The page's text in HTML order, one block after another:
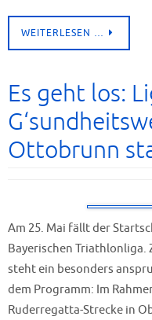
WEITERLESEN …
Es geht los:
Ottobrunn
Am 25. Mai fällt der
Bayerischen Triathlonliga.
steht ein besonders
dem Programm: Im
Ruderregatta-Strecke in